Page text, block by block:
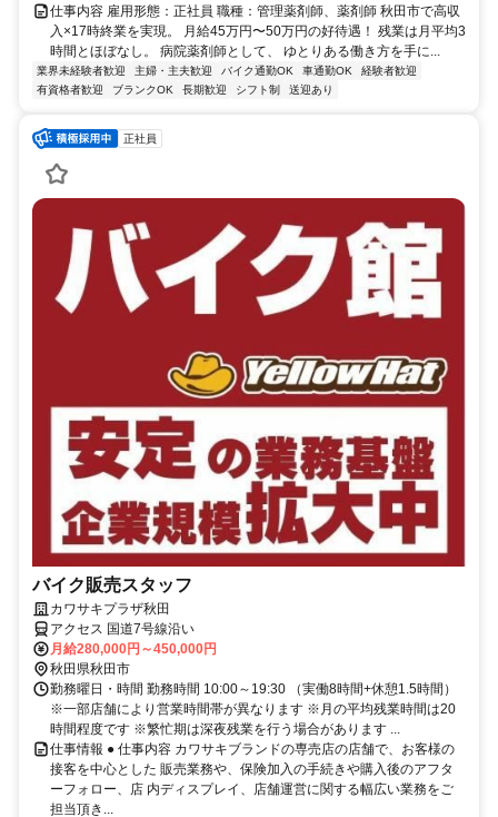
仕事内容 雇用形態：正社員 職種：管理薬剤師、薬剤師 秋田市で高収
入×17時終業を実現。 月給45万円〜50万円の好待遇！ 残業は月平均3
時間とほぼなし。 病院薬剤師として、 ゆとりある働き方を手に...
業界未経験者歓迎 主婦・主夫歓迎 バイク通勤OK 車通勤OK
経験者歓迎
有資格者歓迎
ブランクOK 長期歓迎 シフト制 送迎あり
正社員
バイク販売スタッフ
カワサキプラザ秋田
アクセス 国道7号線沿い
月給280,000円～450,000円
秋田県秋田市
勤務曜日・時間 勤務時間 10:00～19:30 （実働8時間+休憩1.5時間）
※一部店舗により営業時間帯が異なります ※月の平均残業時間は20
時間程度です ※繁忙期は深夜残業を行う場合があります ...
仕事情報 ● 仕事内容 カワサキブランドの専売店の店舗で、お客様の
接客を中心とした 販売業務や、保険加入の手続きや購入後のアフタ
ーフォロー、店 内ディスプレイ、店舗運営に関する幅広い業務をご
担当頂き...